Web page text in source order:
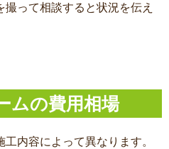
って相談すると状況を伝え
ムの費用相場
工内容によって異なります。